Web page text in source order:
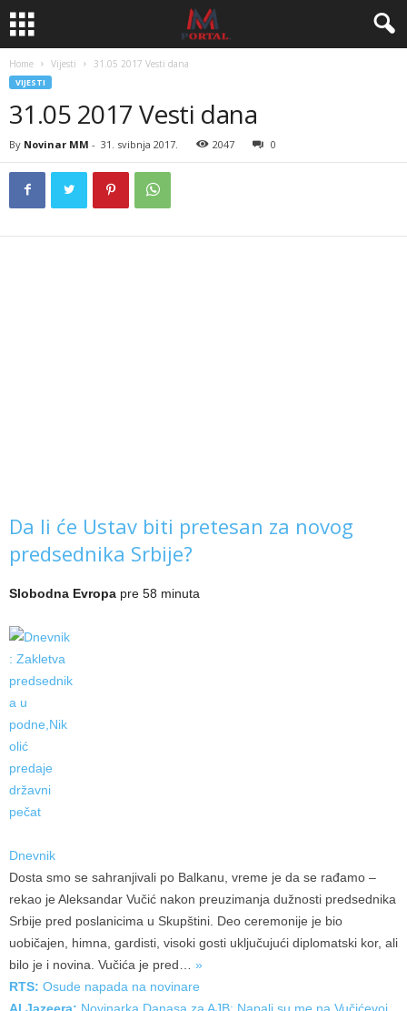
Home Vijesti 31.05 2017 Vesti dana
VIJESTI
31.05 2017 Vesti dana
By Novinar MM - 31. svibnja 2017. 2047 0
Da li će Ustav biti pretesan za novog
predsednika Srbije?
Slobodna Evropa pre 58 minuta
Dnevnik
Dosta smo se sahranjivali po Balkanu, vreme je da se rađamo –
rekao je Aleksandar Vučić nakon preuzimanja dužnosti predsednika
Srbije pred poslanicima u Skupštini. Deo ceremonije je bio
uobičajen, himna, gardisti, visoki gosti uključujući diplomatski kor, ali
bilo je i novina. Vučića je pred… »
RTS: Osude napada na novinare